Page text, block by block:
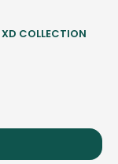
COLLECTION